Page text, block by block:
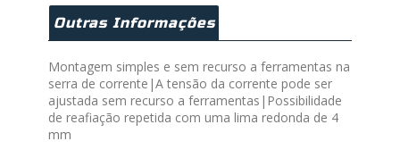
Outras Informações
Montagem simples e sem recurso a ferramentas na
serra de corrente|A tensão da corrente pode ser
ajustada sem recurso a ferramentas|Possibilidade
de reafiação repetida com uma lima redonda de 4
mm